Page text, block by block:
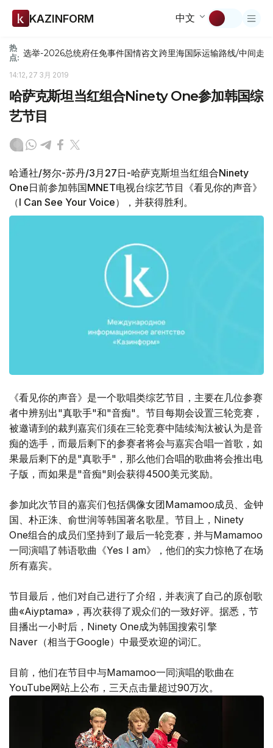
KAZINFORM 中文
热
点: 选举-2026总统府任免事件国情咨文跨里海国际运输路线/中间走廊
14:12, 27 3月 2019
哈萨克斯坦当红组合Ninety One参加韩国综
艺节目
哈通社/努尔-苏丹/3月27日-哈萨克斯坦当红组合Ninety
One日前参加韩国MNET电视台综艺节目《看见你的声音》
（I Can See Your Voice），并获得胜利。
《看见你的声音》是一个歌唱类综艺节目，主要在几位参赛
者中辨别出"真歌手"和"音痴"。节目每期会设置三轮竞赛，
被邀请到的裁判嘉宾们须在三轮竞赛中陆续淘汰被认为是音
痴的选手，而最后剩下的参赛者将会与嘉宾合唱一首歌，如
果最后剩下的是"真歌手"，那么他们合唱的歌曲将会推出电
子版，而如果是"音痴"则会获得4500美元奖励。
参加此次节目的嘉宾们包括偶像女团Mamamoo成员、金钟
国、朴正洙、俞世润等韩国著名歌星。节目上，Ninety
One组合的成员们坚持到了最后一轮竞赛，并与Mamamoo
一同演唱了韩语歌曲《Yes I am》，他们的实力惊艳了在场
所有嘉宾。
节目最后，他们对自己进行了介绍，并表演了自己的原创歌
曲«Aiyptama»，再次获得了观众们的一致好评。据悉，节
目播出一小时后，Ninety One成为韩国搜索引擎
Naver（相当于Google）中最受欢迎的词汇。
目前，他们在节目中与Mamamoo一同演唱的歌曲在
YouTube网站上公布，三天点击量超过90万次。